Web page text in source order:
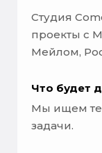
Студия
проекты с
Мейлом,
Что будет
Мы ищем
задачи.